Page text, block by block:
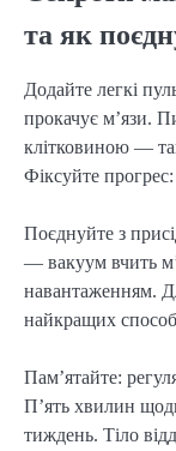
та як
Додайте легкі
прокачує м’язи.
клітковиною —
Фіксуйте
Поєднуйте з
— вакуум вчить
навантаженням.
найкращих
Пам’ятайте:
П’ять хвилин
тиждень. Тіло